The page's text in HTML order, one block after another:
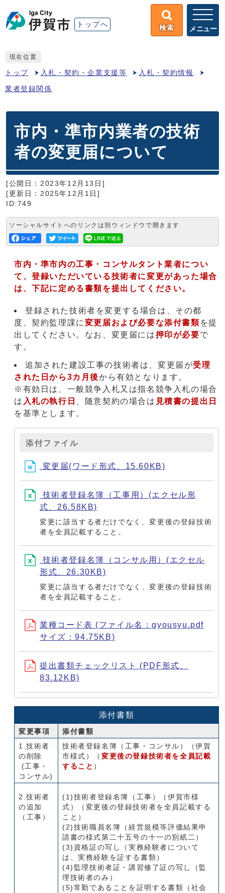
トップへ 検索 メニュー
現在位置
トップ 入札・契約・企業支援等 入札・契約情報
業者登録関係
市内・準市内業者の技術
者の変更届について
[公開日：2023年12月13日]
[更新日：2025年12月1日]
ID:749
ソーシャルサイトへのリンクは別ウィンドウで開きます
市内・準市内の工事・コンサルタント業者につい
て、登録いただいている技術者に変更があった場合
は、下記に定める書類を提出してください。
登録された技術者を変更する場合は、その都
度、契約監理課に 変更届および必要な添付書類を提
出してください。なお、変更届には押印が必要で
す。
追加された建設工事の技術者は、変更届が受理
された日から3カ月後から有効となります。
※有効日は、一般競争入札又は指名競争入札の場合
は 入札の執行日 、随意契約の場合は 見積書の提出日
を基準とします。
添付ファイル
変更届(ワード形式、15.60KB)
技術者登録名簿（工事用）(エクセル形
式、26.58KB)
変更に該当する者だけでなく、変更後の登録技術
者を全員記載すること。
技術者登録名簿（コンサル用）(エクセル
形式、26.30KB)
変更に該当する者だけでなく、変更後の登録技術
者を全員記載すること。
業種コード表 (ファイル名：gyousyu.pdf
サイズ：94.75KB)
提出書類チェックリスト (PDF形式、
83.12KB)
添付書類
変更事項
添付書類
1.技術者
の削除
(工事・
コンサル)
技術者登録名簿（工事・コンサル）（伊賀
市様式）（ 変更後の登録技術者を全員記載
すること ）
2.技術者
の追加
（工事）
(1)技術者登録名簿（工事）（伊賀市様
式）（変更後の登録技術者を全員記載する
こと）
(2)技術職員名簿（経営規模等評価結果申
請書の様式第二十五号の十一の別紙二）
(3)資格証の写し（実務経験者について
は、実務経験を証する書類）
(4)監理技術者証・講習修了証の写し（監
理技術者のみ）
(5)常勤であることを証明する書類（社会